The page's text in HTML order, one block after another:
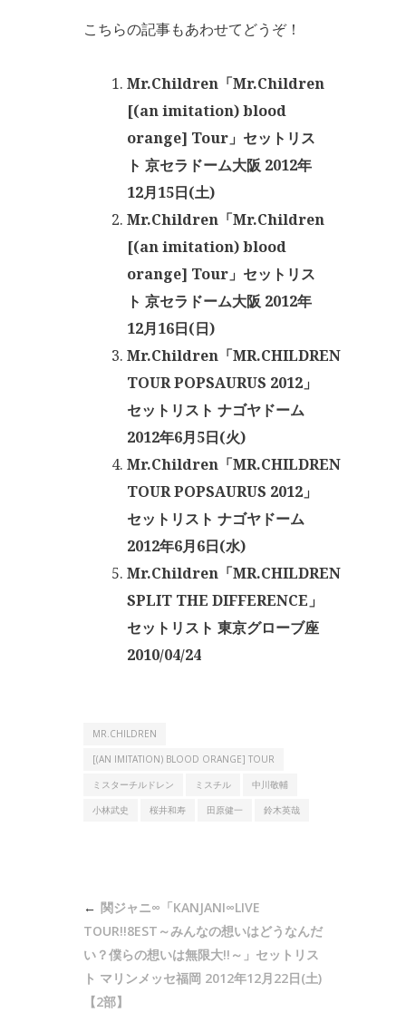
こちらの記事もあわせてどうぞ！
Mr.Children「Mr.Children
[(an imitation) blood
orange] Tour」セットリス
ト 京セラドーム大阪 2012年
12月15日(土)
Mr.Children「Mr.Children
[(an imitation) blood
orange] Tour」セットリス
ト 京セラドーム大阪 2012年
12月16日(日)
Mr.Children「MR.CHILDREN
TOUR POPSAURUS 2012」
セットリスト ナゴヤドーム
2012年6月5日(火)
Mr.Children「MR.CHILDREN
TOUR POPSAURUS 2012」
セットリスト ナゴヤドーム
2012年6月6日(水)
Mr.Children「MR.CHILDREN
SPLIT THE DIFFERENCE」
セットリスト 東京グローブ座
2010/04/24
MR.CHILDREN
[(AN IMITATION) BLOOD ORANGE] TOUR
ミスターチルドレン
ミスチル
中川敬輔
小林武史
桜井和寿 田原健一 鈴木英哉
関ジャニ∞「KANJANI∞LIVE
TOUR!!8EST～みんなの想いはどうなんだ
い？僕らの想いは無限大!!～」セットリス
ト マリンメッセ福岡 2012年12月22日(土)
【2部】